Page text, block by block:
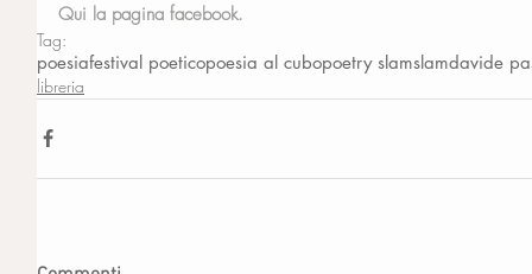
Qui la pagina facebook.
Tag:
poesiafestival poeticopoesia al cubopoetry slamslamdavide
libreria